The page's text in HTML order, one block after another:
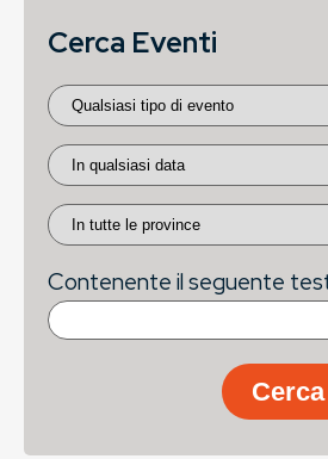
Cerca Eventi
Contenente il seguente